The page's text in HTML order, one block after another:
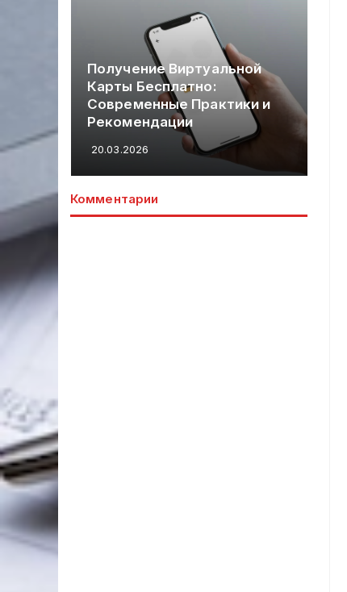
Получение Виртуальной
Карты Бесплатно:
Современные Практики и
Рекомендации
20.03.2026
Комментарии